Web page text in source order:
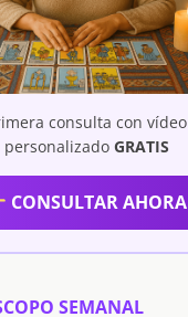
consulta con vídeo
personalizado GRATIS
CONSULTAR AHORA
SEMANAL